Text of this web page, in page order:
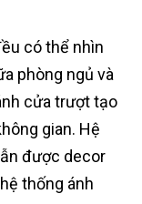
có thể nhìn
phòng ngủ và
cửa trượt tạo
gian. Hệ
được decor
thống ánh